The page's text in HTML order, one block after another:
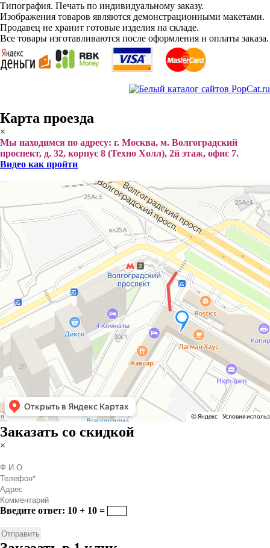
Типография. Печать по индивидуальному заказу.
Изображения товаров являются демонстрационными макетами.
Продавец не хранит готовые изделия на складе.
Все товары изготавливаются после оформления и оплаты заказа.
Карта проезда
×
Мы находимся по адресу: г. Москва, м. Волгоградский
проспект, д. 32, корпус 8 (Техно Холл), 2й этаж, офис 7.
Видео как пройти
Заказать со скидкой
×
Введите ответ: 10 + 10 =